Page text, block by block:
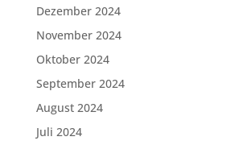
Dezember 2024
November 2024
Oktober 2024
September 2024
August 2024
Juli 2024